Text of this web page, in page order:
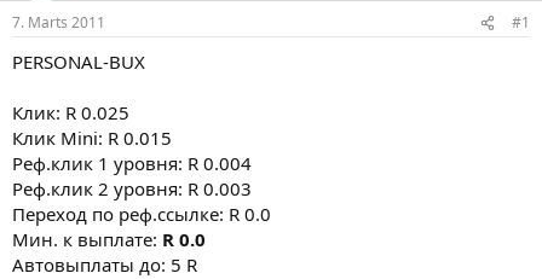
n
a
u
s
ā
c
ē
s
a
7. Marts 2011 #1
PERSONAL-BUX
Клик: R 0.025
Клик Mini: R 0.015
Реф.клик 1 уровня: R 0.004
Реф.клик 2 уровня: R 0.003
Переход по реф.ссылке: R 0.0
Мин. к выплате: R 0.0
Автовыплаты до: 5 R